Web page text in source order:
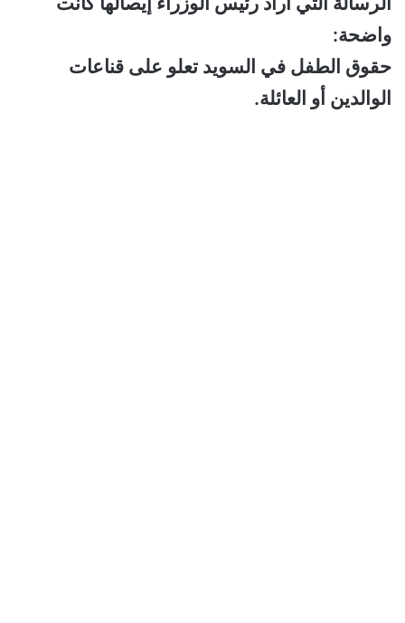
واضحة:
حقوق الطفل في السويد تعلو على قناعات
الوالدين أو العائلة.